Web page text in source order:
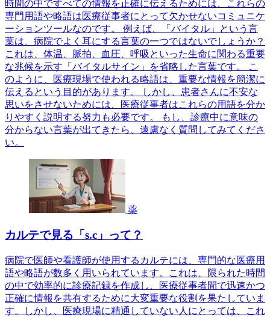
時間の中ですべての情報を正確に伝えるためには、これらの
専門用語や略語は医療従事者にとって欠かせないコミュニケ
ーションツールなのです。 例えば、「バイタル」という言
葉は、病院でよく耳にする言葉の一つではないでしょうか？
これは、体温、脈拍、血圧、呼吸といった生命に関わる重要
な兆候を示す「バイタルサイン」を省略した言葉です。 こ
のように、医療現場で使われる略語は、重要な情報を簡潔に
伝えるという目的があります。 しかし、患者さんに不安な
思いをさせないためには、医療従事者はこれらの用語を分か
りやすく説明する努力も必要です。 もし、診療中に意味の
分からない言葉が出てきたら、遠慮なく質問してみてくださ
い。
薬
カルテで見る「s.c」って？
病院で医師や看護師が使用するカルテには、専門的な医療用
語や略語が数多く用いられています。これは、限られた時間
の中で効率的に診療記録を作成し、医療従事者間で迅速かつ
正確に情報を共有するために大変重要な役割を果たしていま
す。しかし、医療現場に精通していない人にとっては、これ